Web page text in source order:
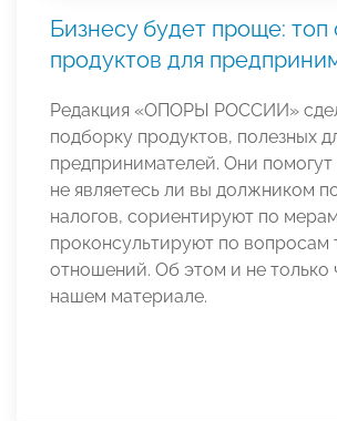
Бизнесу будет проще: топ
продуктов для
Редакция «ОПОРЫ РОССИИ»
подборку продуктов, полезных
предпринимателей. Они помогут
не являетесь ли вы должником
налогов, сориентируют по
проконсультируют по вопросам
отношений. Об этом и не только
нашем материале.